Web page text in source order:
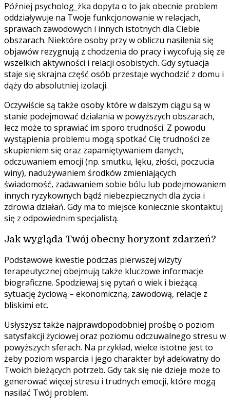
Później psycholog_żka dopyta o to jak obecnie problem
oddziaływuje na Twoje funkcjonowanie w relacjach,
sprawach zawodowych i innych istotnych dla Ciebie
obszarach. Niektóre osoby przy w obliczu nasilenia się
objawów rezygnują z chodzenia do pracy i wycofują się ze
wszelkich aktywności i relacji osobistych. Gdy sytuacja
staje się skrajna część osób przestaje wychodzić z domu i
dąży do absolutniej izolacji.
Oczywiście są także osoby które w dalszym ciągu są w
stanie podejmować działania w powyższych obszarach,
lecz może to sprawiać im sporo trudności. Z powodu
wystąpienia problemu mogą spotkać Cię trudności ze
skupieniem się oraz zapamiętywaniem danych,
odczuwaniem emocji (np. smutku, lęku, złości, poczucia
winy), nadużywaniem środków zmieniających
świadomość, zadawaniem sobie bólu lub podejmowaniem
innych ryzykownych bądź niebezpiecznych dla życia i
zdrowia działań. Gdy ma to miejsce koniecznie skontaktuj
się z odpowiednim specjalistą.
Jak wygląda Twój obecny horyzont zdarzeń?
Podstawowe kwestie podczas pierwszej wizyty
terapeutycznej obejmują także kluczowe informacje
biograficzne. Spodziewaj się pytań o wiek i bieżącą
sytuację życiową – ekonomiczną, zawodową, relacje z
bliskimi etc.
Usłyszysz także najprawdopodobniej prośbę o poziom
satysfakcji życiowej oraz poziomu odczuwalnego stresu w
powyższych sferach. Na przykład, wielce istotne jest to
żeby poziom wsparcia i jego charakter był adekwatny do
Twoich bieżących potrzeb. Gdy tak się nie dzieje może to
generować więcej stresu i trudnych emocji, które mogą
nasilać Twój problem.